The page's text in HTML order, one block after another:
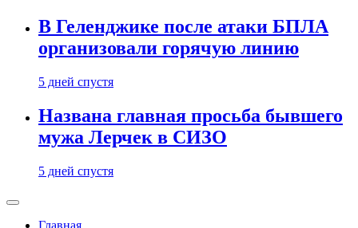
В Геленджике после атаки БПЛА
организовали горячую линию
5 дней спустя
Названа главная просьба бывшего
мужа Лерчек в СИЗО
5 дней спустя